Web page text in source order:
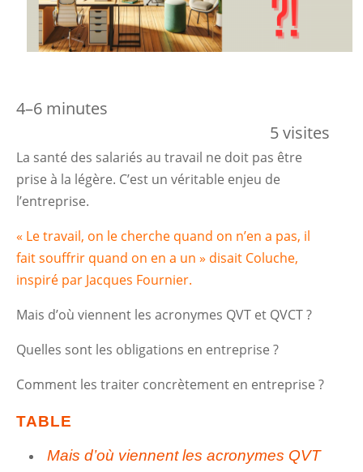
4–6 minutes
5 visites
La santé des salariés au travail ne doit pas être
prise à la légère. C’est un véritable enjeu de
l’entreprise.
« Le travail, on le cherche quand on n’en a pas, il
fait souffrir quand on en a un » disait Coluche,
inspiré par Jacques Fournier.
Mais d’où viennent les acronymes QVT et QVCT ?
Quelles sont les obligations en entreprise ?
Comment les traiter concrètement en entreprise ?
TABLE
Mais d’où viennent les acronymes QVT